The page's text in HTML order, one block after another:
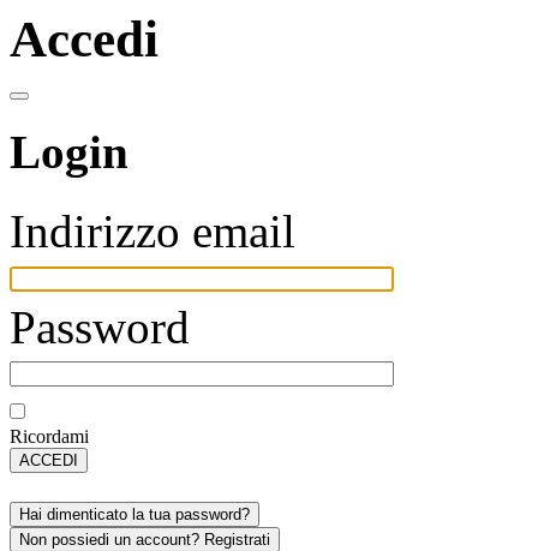
Accedi
Login
Indirizzo email
Password
Ricordami
ACCEDI
Hai dimenticato la tua password?
Non possiedi un account? Registrati